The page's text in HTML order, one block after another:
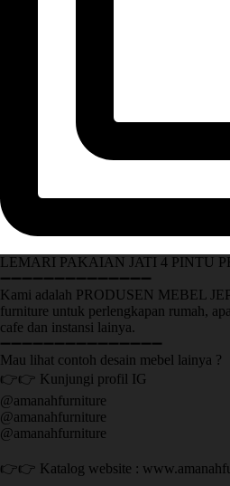
LEMARI PAKAIAN JATI 4 PINTU
➖➖➖➖➖➖➖➖➖➖➖➖➖➖
Kami adalah PRODUSEN MEBEL
furniture untuk perlengkapan rumah,
cafe dan instansi lainya.
➖➖➖➖➖➖➖➖➖➖➖➖➖➖➖
Mau lihat contoh desain mebel lainya ?
👉👉 Kunjungi profil IG
@amanahfurniture
@amanahfurniture
@amanahfurniture
👉👉 Katalog website :